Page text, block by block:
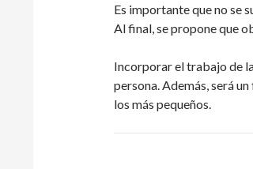
Es importante que no se
Al final, se propone que
Incorporar el trabajo de
persona. Además, será
los más pequeños.